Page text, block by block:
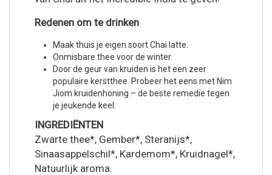
Redenen om te drinken
Maak thuis je eigen soort Chai latte.
Onmisbare thee voor de winter.
Door de geur van kruiden is het een zeer
populaire kerstthee. Probeer het eens met Nim
Jiom kruidenhoning – de beste remedie tegen
je jeukende keel.
INGREDIËNTEN
Zwarte thee*, Gember*, Steranijs*,
Sinaasappelschil*, Kardemom*, Kruidnagel*,
Natuurlijk aroma.